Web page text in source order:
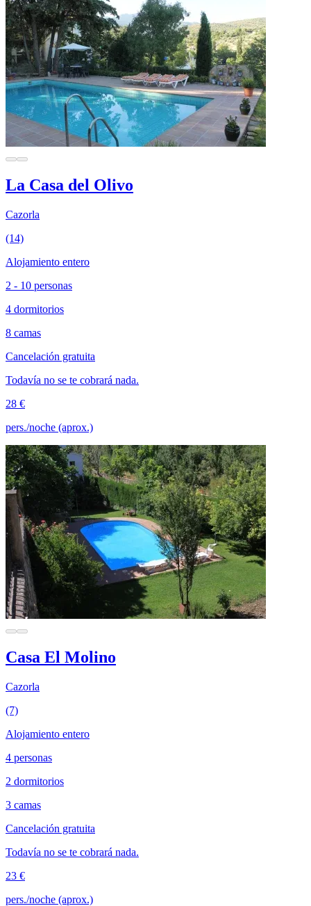
La Casa del Olivo
Cazorla
(14)
Alojamiento entero
2 - 10 personas
4 dormitorios
8 camas
Cancelación gratuita
Todavía no se te cobrará nada.
28 €
pers./noche (aprox.)
Casa El Molino
Cazorla
(7)
Alojamiento entero
4 personas
2 dormitorios
3 camas
Cancelación gratuita
Todavía no se te cobrará nada.
23 €
pers./noche (aprox.)